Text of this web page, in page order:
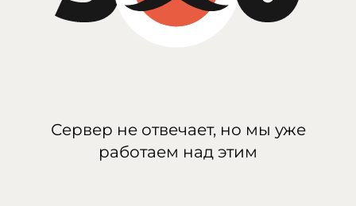
Сервер не отвечает, но мы уже
работаем над этим